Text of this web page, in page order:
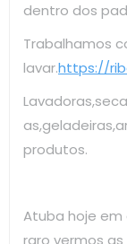
dentro dos
Trabalhamos
lavar.https://
produtos.
Atuba hoje em
raro vermos